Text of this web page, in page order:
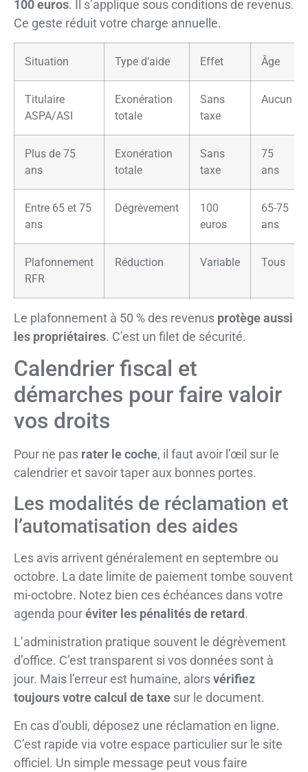
100 euros. Il s’applique sous conditions de revenus.
Ce geste réduit votre charge annuelle.
Situation Type d’aide Effet Âge
Titulaire
ASPA/ASI
Exonération
totale
Sans
taxe
Aucun
Plus de 75
ans
Exonération
totale
Sans
taxe
75
ans
Entre 65 et 75
ans
Dégrèvement
100
euros
65-75
ans
Plafonnement
RFR
Réduction Variable Tous
Le plafonnement à 50 % des revenus protège aussi
les propriétaires. C’est un filet de sécurité.
Calendrier fiscal et
démarches pour faire valoir
vos droits
Pour ne pas rater le coche, il faut avoir l’œil sur le
calendrier et savoir taper aux bonnes portes.
Les modalités de réclamation et
l’automatisation des aides
Les avis arrivent généralement en septembre ou
octobre. La date limite de paiement tombe souvent
mi-octobre. Notez bien ces échéances dans votre
agenda pouréviter les pénalités de retard.
L’administration pratique souvent le dégrèvement
d’office. C’est transparent si vos données sont à
jour. Mais l’erreur est humaine, alorsvérifiez
toujours votre calcul de taxe sur le document.
En cas d’oubli, déposez une réclamation en ligne.
C’est rapide via votre espace particulier sur le site
officiel. Un simple message peut vous faire